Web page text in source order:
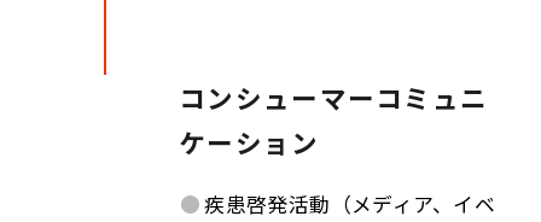
コンシューマーコミュニ
ケーション
●疾患啓発活動（メディア、イベ